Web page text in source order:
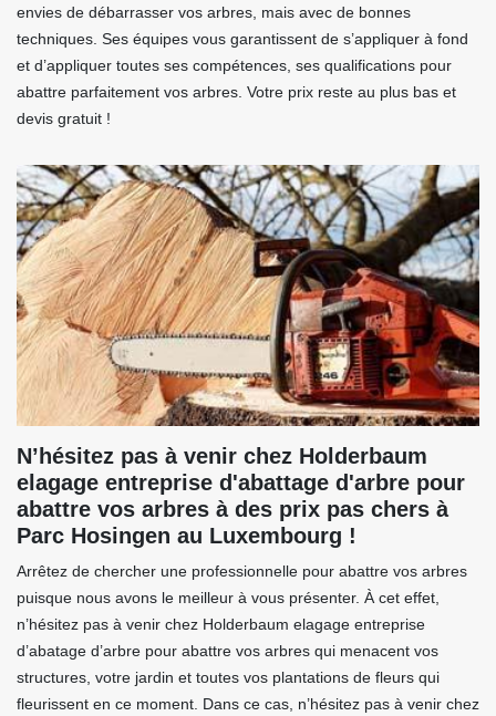
envies de débarrasser vos arbres, mais avec de bonnes
techniques. Ses équipes vous garantissent de s’appliquer à fond
et d’appliquer toutes ses compétences, ses qualifications pour
abattre parfaitement vos arbres. Votre prix reste au plus bas et
devis gratuit !
N’hésitez pas à venir chez Holderbaum
elagage entreprise d'abattage d'arbre pour
abattre vos arbres à des prix pas chers à
Parc Hosingen au Luxembourg !
Arrêtez de chercher une professionnelle pour abattre vos arbres
puisque nous avons le meilleur à vous présenter. À cet effet,
n’hésitez pas à venir chez Holderbaum elagage entreprise
d’abatage d’arbre pour abattre vos arbres qui menacent vos
structures, votre jardin et toutes vos plantations de fleurs qui
fleurissent en ce moment. Dans ce cas, n’hésitez pas à venir chez